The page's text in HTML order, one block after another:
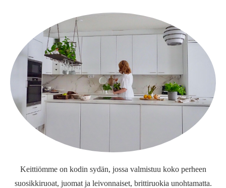
Keittiömme on kodin sydän, jossa valmistuu koko perheen
suosikkiruoat, juomat ja leivonnaiset, brittiruokia unohtamatta.